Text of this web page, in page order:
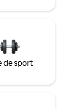
de sport